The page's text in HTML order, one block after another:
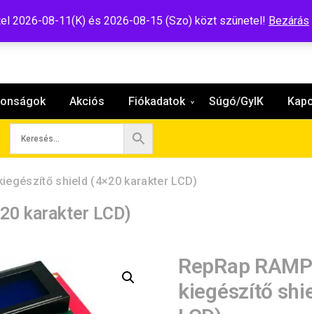
2026-08-11(K) és 2026-08-15 (Szo) közt szünetel! Bezárás
Akciós Fiókadatok Súgó/GyIK
shield (4×20 karakter LCD)
karakter LCD)
RepRap
kiegészítő